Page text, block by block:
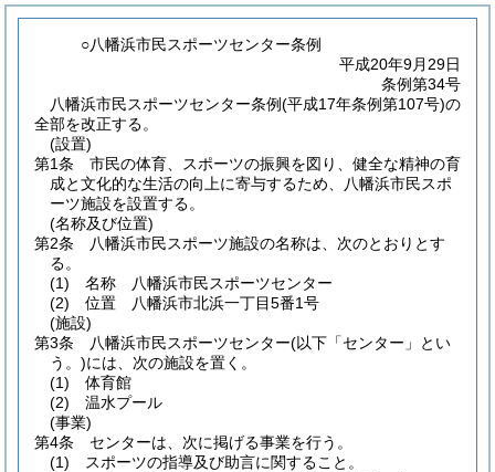
○八幡浜市民スポーツセンター条例
平成20年9月29日
条例第34号
八幡浜市民スポーツセンター条例(平成17年条例第107号)の
全部を改正する。
(設置)
第1条
市民の体育、スポーツの振興を図り、健全な精神の育
成と文化的な生活の向上に寄与するため、八幡浜市民スポ
ーツ施設を設置する。
(名称及び位置)
第2条
八幡浜市民スポーツ施設の名称は、次のとおりとす
る。
(1)
名称 八幡浜市民スポーツセンター
(2)
位置 八幡浜市北浜一丁目5番1号
(施設)
第3条
八幡浜市民スポーツセンター(以下「センター」とい
う。)には、次の施設を置く。
(1)
体育館
(2)
温水プール
(事業)
第4条
センターは、次に掲げる事業を行う。
(1)
スポーツの指導及び助言に関すること。